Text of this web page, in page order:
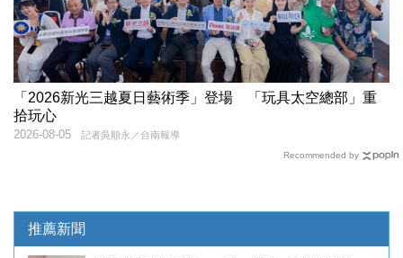
「2026新光三越夏日藝術季」登場 「玩具太空總部」重
拾玩心
記者吳順永／台南報導
2026-08-05
Recommended by
推薦新聞